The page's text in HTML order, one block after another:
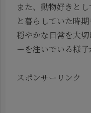
また、動物好きと
と暮らしていた時期
穏やかな日常を大
ーを注いでいる様子
スポンサーリンク